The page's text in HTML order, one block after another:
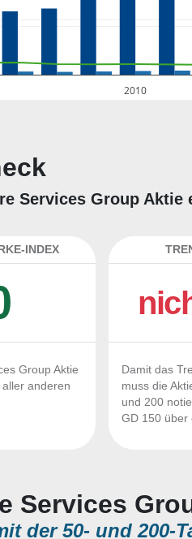
2010
Services Group
INDEX
Group Aktie
anderen
Damit das
muss die
und 200
GD 150 über
Services
der 50- und 200-